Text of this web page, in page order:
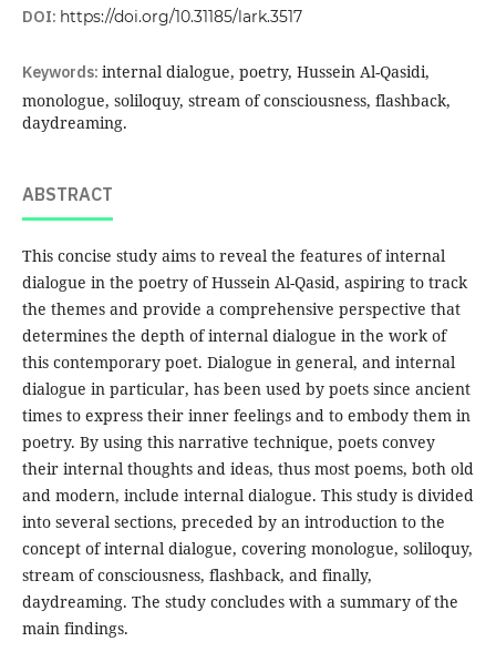
DOI: https://doi.org/10.31185/lark.3517
Keywords: internal dialogue, poetry, Hussein Al-Qasidi,
monologue, soliloquy, stream of consciousness, flashback,
daydreaming.
ABSTRACT
This concise study aims to reveal the features of internal
dialogue in the poetry of Hussein Al-Qasid, aspiring to track
the themes and provide a comprehensive perspective that
determines the depth of internal dialogue in the work of
this contemporary poet. Dialogue in general, and internal
dialogue in particular, has been used by poets since ancient
times to express their inner feelings and to embody them in
poetry. By using this narrative technique, poets convey
their internal thoughts and ideas, thus most poems, both old
and modern, include internal dialogue. This study is divided
into several sections, preceded by an introduction to the
concept of internal dialogue, covering monologue, soliloquy,
stream of consciousness, flashback, and finally,
daydreaming. The study concludes with a summary of the
main findings.